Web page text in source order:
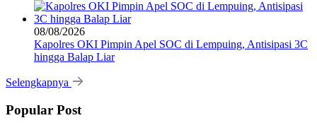
08/08/2026
Kapolres OKI Pimpin Apel SOC di Lempuing, Antisipasi 3C
hingga Balap Liar
Selengkapnya
Popular Post